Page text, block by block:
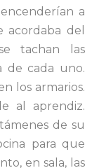
a
acordaba del
tachan las
de cada uno.
los armarios.
al aprendiz.
de su
para que
en sala, las